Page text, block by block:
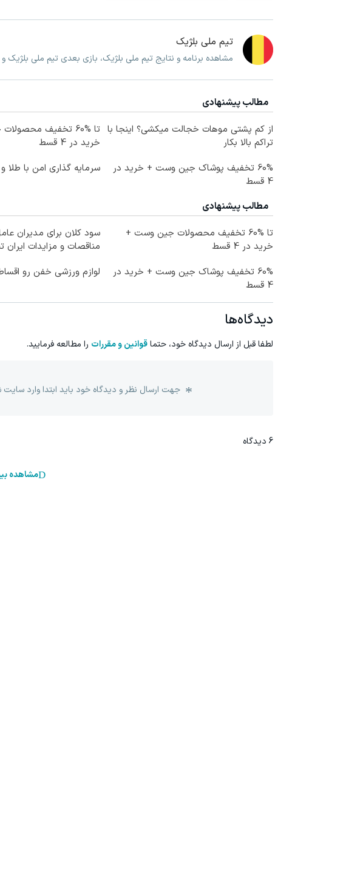
تیم ملی بلژیک
مشاهده برنامه و نتایج تیم ملی بلژیک، بازی بعدی تیم ملی بلژیک
مطالب پیشنهادی
از کم پشتی موهات خجالت میکشی؟ اینجا با
تراکم بالا بکار
تا %60 تخفیف
خرید در 4 قسط
60% تخفیف پوشاک جین وست + خرید در
4 قسط
سرمایه گذاری امن با طلا
مطالب پیشنهادی
تا %60 تخفیف محصولات جین وست +
خرید در 4 قسط
سود کلان برای مدیران
مناقصات و مزایدات ایران
60% تخفیف پوشاک جین وست + خرید در
4 قسط
لوازم ورزشی خفن رو
دیدگاه‌ها
لطفا قبل از ارسال دیدگاه خود، حتماقوانین و مقررات را مطالعه فرمایید.
جهت ارسال نظر و دیدگاه خود باید ابتدا وارد
6 دیدگاه
مشاهده